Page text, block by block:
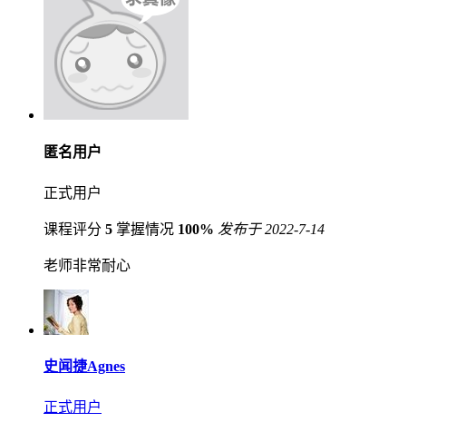
匿名用户
正式用户
课程评分 5 掌握情况 100% 发布于 2022-7-14
老师非常耐心
史闻捷Agnes
正式用户